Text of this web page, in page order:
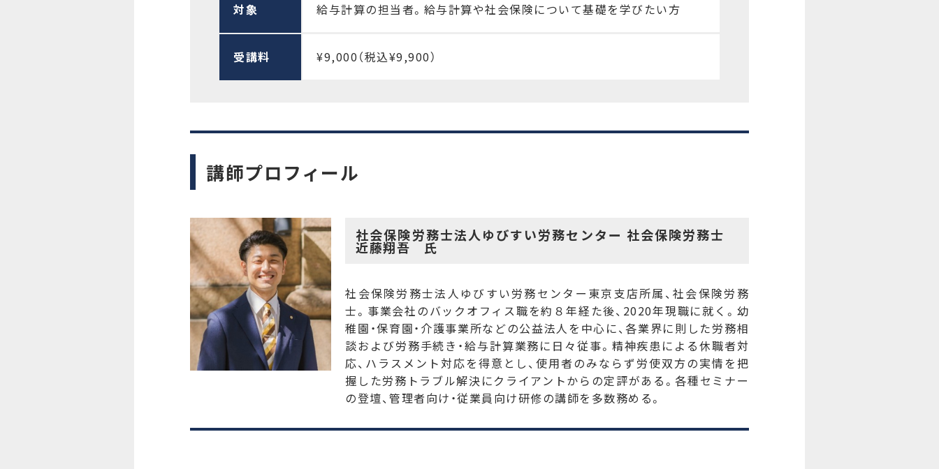
対象 給与計算の担当者。給与計算や社会保険について基礎を学びたい方
受講料 ¥9,000（税込¥9,900）
講師プロフィール
社会保険労務士法人ゆびすい労務センター 社会保険労務士
近藤翔吾 氏
社会保険労務士法人ゆびすい労務センター東京支店所属、社会保険労務
士。事業会社のバックオフィス職を約８年経た後、2020年現職に就く。幼
稚園・保育園・介護事業所などの公益法人を中心に、各業界に則した労務相
談および労務手続き・給与計算業務に日々従事。精神疾患による休職者対
応、ハラスメント対応を得意とし、使用者のみならず労使双方の実情を把
握した労務トラブル解決にクライアントからの定評がある。各種セミナー
の登壇、管理者向け・従業員向け研修の講師を多数務める。